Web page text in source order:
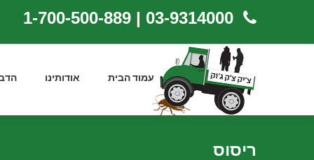
עמוד הבית אודותינו
ריסוס